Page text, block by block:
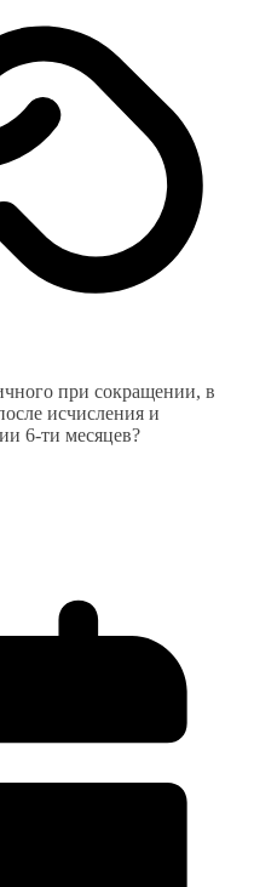
при сокращении, в
исчисления и
6-ти месяцев?